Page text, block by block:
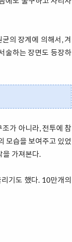
의 장계에 의해서, 겨
술하는 장면도 등장하
가 아니라, 전투에 참
모습을 보여주고 있었
을 가져본다.
기도 했다. 10만개의